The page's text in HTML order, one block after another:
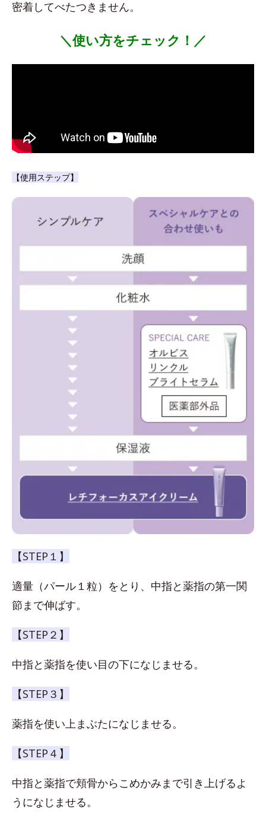
密着してべたつきません。
＼使い方をチェック！／
【使用ステップ】
【STEP１】
適量（パール１粒）をとり、中指と薬指の第一関
節まで伸ばす。
【STEP２】
中指と薬指を使い目の下になじませる。
【STEP３】
薬指を使い上まぶたになじませる。
【STEP４】
中指と薬指で頬骨からこめかみまで引き上げるよ
うになじませる。